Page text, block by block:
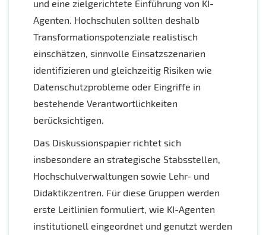
und eine zielgerichtete Einführung von KI-
Agenten. Hochschulen sollten deshalb
Transformationspotenziale realistisch
einschätzen, sinnvolle Einsatzszenarien
identifizieren und gleichzeitig Risiken wie
Datenschutzprobleme oder Eingriffe in
bestehende Verantwortlichkeiten
berücksichtigen.
Das Diskussionspapier richtet sich
insbesondere an strategische Stabsstellen,
Hochschulverwaltungen sowie Lehr- und
Didaktikzentren. Für diese Gruppen werden
erste Leitlinien formuliert, wie KI-Agenten
institutionell eingeordnet und genutzt werden